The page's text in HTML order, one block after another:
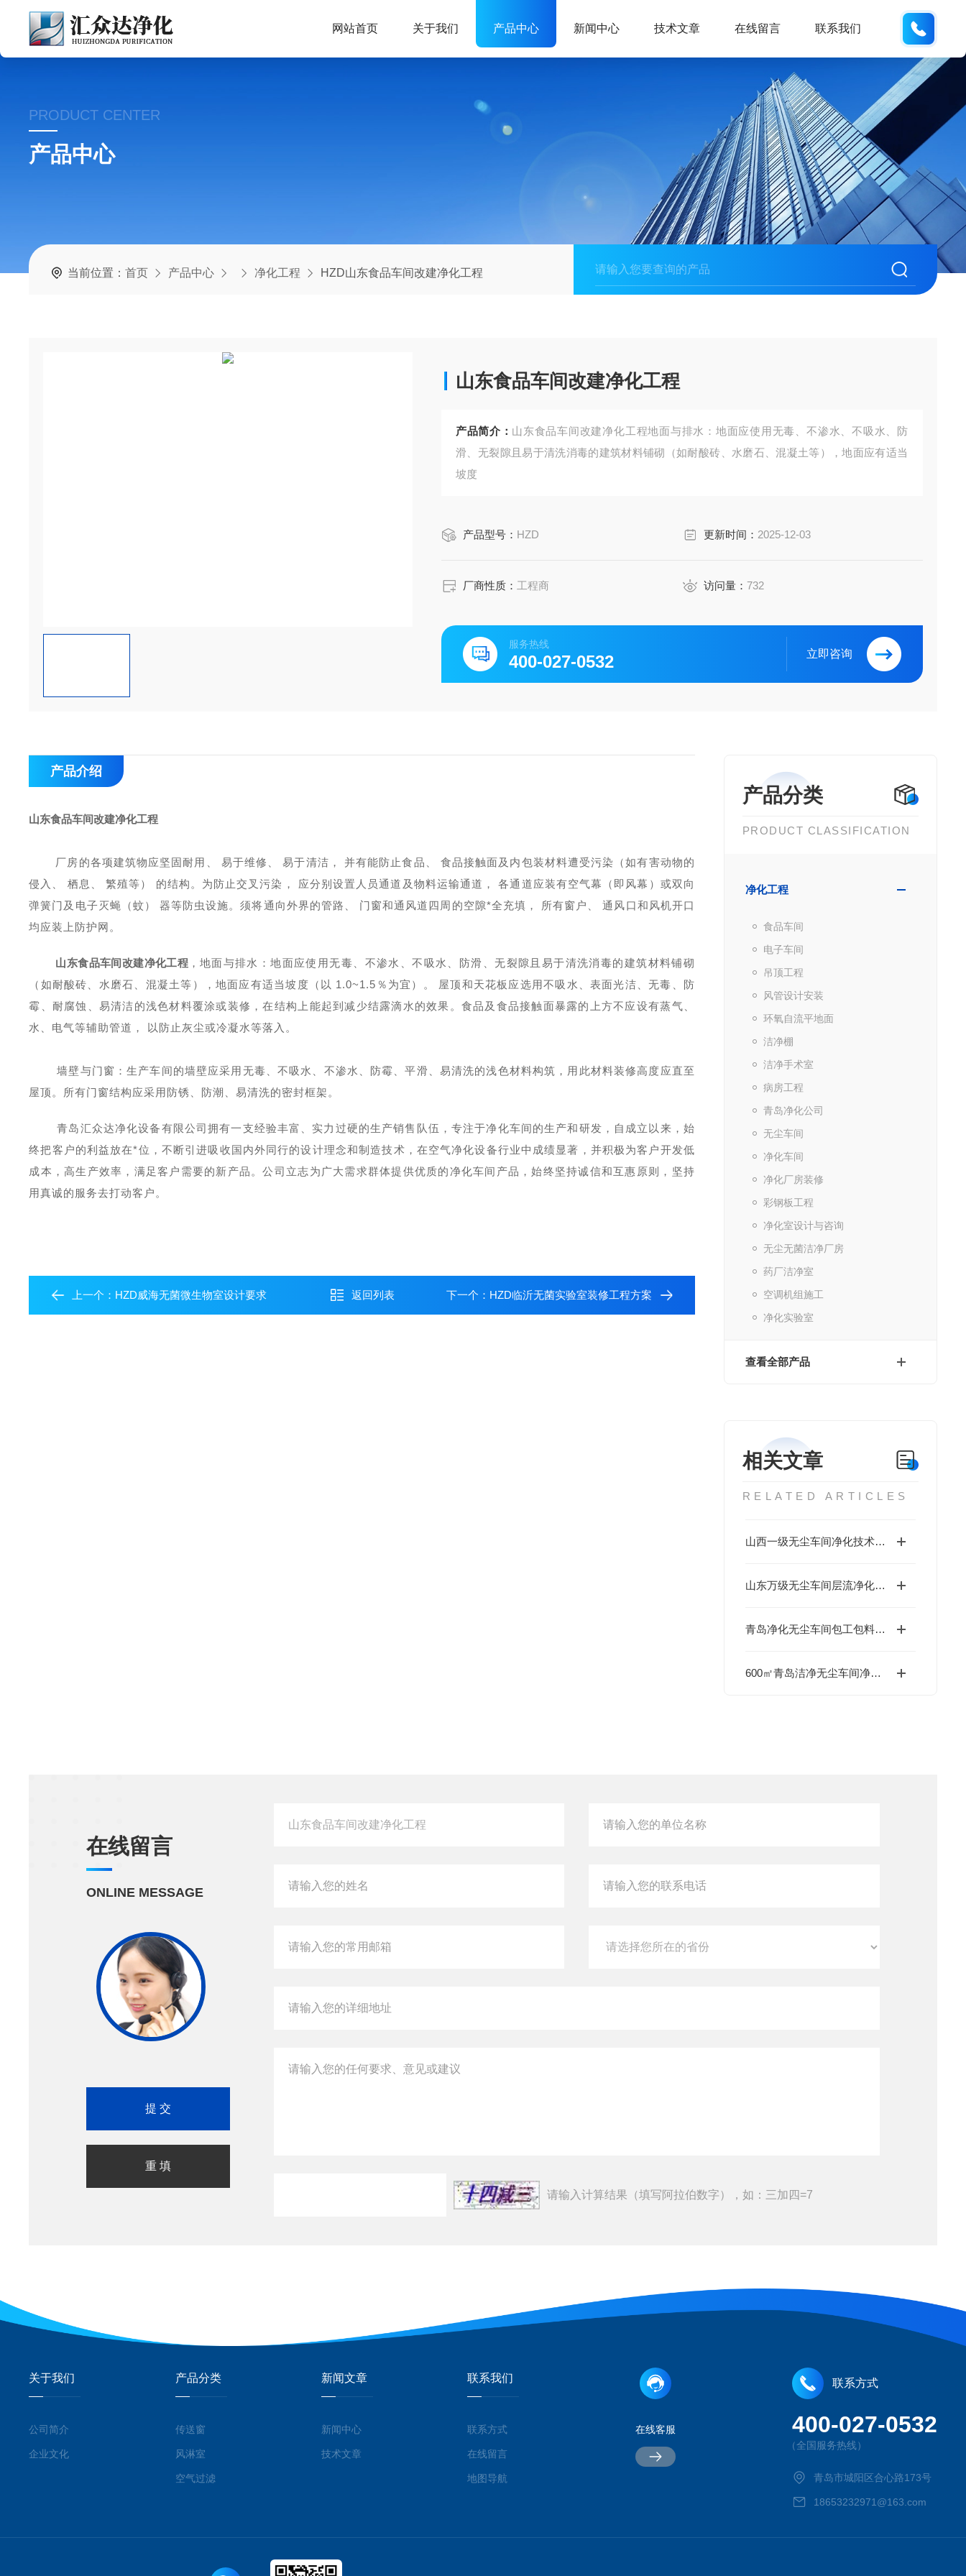
网站首页 关于我们 产品中心 新闻中心 技术文章 在线留言 联系我们
PRODUCT CENTER
产品中心
当前位置：首页 产品中心 净化工程 HZD山东食品车间改建净化工程
山东食品车间改建净化工程
产品简介： 山东食品车间改建净化工程地面与排水：地面应使用无毒、不渗水、不吸水、防
滑、无裂隙且易于清洗消毒的建筑材料铺砌（如耐酸砖、水磨石、混凝土等），地面应有适当
坡度
产品型号： HZD 更新时间： 2025-12-03
厂商性质： 工程商 访问量： 732
服务热线
400-027-0532 立即咨询
产品分类
PRODUCT CLASSIFICATION
净化工程
食品车间
电子车间
吊顶工程
风管设计安装
环氧自流平地面
洁净棚
洁净手术室
病房工程
青岛净化公司
无尘车间
净化车间
净化厂房装修
彩钢板工程
净化室设计与咨询
无尘无菌洁净厂房
药厂洁净室
空调机组施工
净化实验室
查看全部产品
相关文章
RELATED ARTICLES
山西一级无尘车间净化技术与管理规范
山东万级无尘车间层流净化技术介绍
青岛净化无尘车间包工包料单价参考
600㎡青岛洁净无尘车间净化造价参考
产品介绍
山东食品车间改建净化工程
厂房的各项建筑物应坚固耐用、 易于维修、 易于清洁， 并有能防止食品、 食品接触面及 内包装材料遭受污染（如有害动物的
侵入、
栖息、 繁殖等） 的结构。为防止交叉污染， 应分别设置人员通道及物料运输通道，
各通道应装有空气幕（即风幕）或双向
弹簧门及电子灭蝇（蚊）
器等防虫设施。须将通向外界的管路、 门窗和通风道四周的空隙*全充填， 所有窗户、
通风口和风机开口
均应装上防护网。
山东食品车间改建净化工程 ， 地面与排水 ：地面应使用无毒、不渗水、不吸水、防滑、无裂隙且易于清洗消毒的建筑材料铺砌
（如耐酸砖 水磨石、混凝土等），地面应有适当坡度（以 1.0~1.5％为宜）。
屋顶和天花板应选用不吸水、表面光洁、无毒、防
霉、耐腐蚀、易清洁的浅色材料覆涂或装修，在结构上能起到减少结露滴水的效果。 食品及食品接触面暴露的上方不应设有蒸气、
水、电气等辅助管道，
以防止灰尘或冷凝水等落入。
墙壁与门窗 ：生产车间的墙壁应采用无毒、不吸水、不渗水、防霉、平滑、易清洗的浅色材料构筑，用此材料装修高度应直至
屋顶。所有门窗结构应采用防锈、防潮、易清洗的密封框架 。
青岛汇众达净化设备有限公司拥有一支经验丰富、实力过硬的生产销售队伍，专注于净化车间的生产和研发，自成立以来，始
终把客户的利益放在*位，不断引进吸收国内外同行的设计理念和制造技术，在空气净化设备行业中成绩显著，并积极为客户开发低
成本，高生产效率，满足客户需要的新产品。公司立志为广大需求群体提供优质的净化车间产品，始终坚持诚信和互惠原则，坚持
用真诚的服务去打动客户。
上一个： HZD威海无菌微生物室设计要求 返回列表 下一个： HZD临沂无菌实验室装修工程方案
在线留言
ONLINE MESSAGE
请输入计算结果（填写阿拉伯数字），如：三加四=7
关于我们
公司简介
企业文化
产品分类
传送窗
风淋室
空气过滤
新闻文章
新闻中心
技术文章
联系我们
联系方式
在线留言
地图导航
在线客服
联系方式
400-027-0532
（全国服务热线）
青岛市城阳区合心路173号
18653232971@163.com